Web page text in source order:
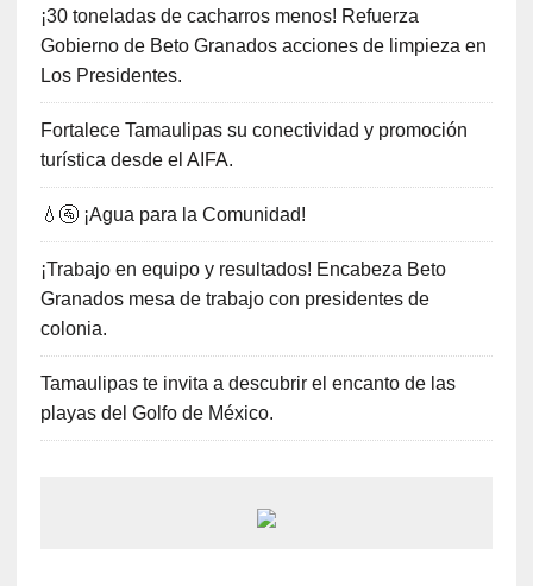
¡30 toneladas de cacharros menos! Refuerza
Gobierno de Beto Granados acciones de limpieza en
Los Presidentes.
Fortalece Tamaulipas su conectividad y promoción
turística desde el AIFA.
💧🚰 ¡Agua para la Comunidad!
¡Trabajo en equipo y resultados! Encabeza Beto
Granados mesa de trabajo con presidentes de
colonia.
Tamaulipas te invita a descubrir el encanto de las
playas del Golfo de México.